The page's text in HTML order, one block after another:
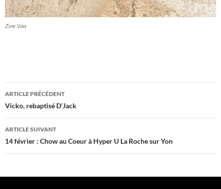
Zine Vaa
Navigation
des
articles
ARTICLE PRÉCÉDENT
Vicko, rebaptisé D’Jack
ARTICLE SUIVANT
14 février : Chow au Coeur à Hyper U La Roche sur Yon